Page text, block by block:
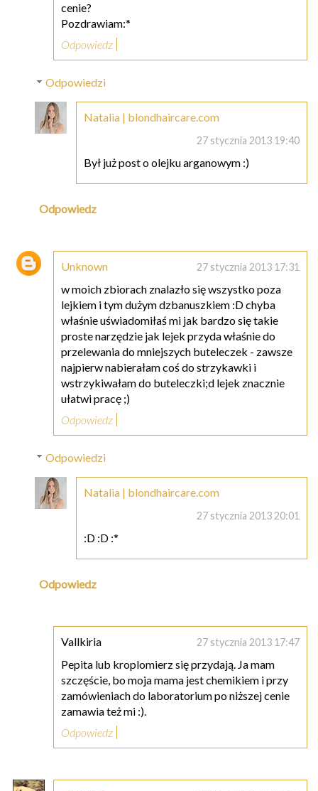
cenie?
Pozdrawiam:*
Odpowiedz
Odpowiedzi
Natalia | blondhaircare.com
27 stycznia 2013 19:40
Był już post o olejku arganowym :)
Odpowiedz
Unknown 27 stycznia 2013 17:31
w moich zbiorach znalazło się wszystko poza
lejkiem i tym dużym dzbanuszkiem :D chyba
właśnie uświadomiłaś mi jak bardzo się takie
proste narzędzie jak lejek przyda właśnie do
przelewania do mniejszych buteleczek - zawsze
najpierw nabierałam coś do strzykawki i
wstrzykiwałam do buteleczki;d lejek znacznie
ułatwi pracę ;)
Odpowiedz
Odpowiedzi
Natalia | blondhaircare.com
27 stycznia 2013 20:01
:D :D :*
Odpowiedz
Vallkiria 27 stycznia 2013 17:47
Pepita lub kroplomierz się przydają. Ja mam
szczęście, bo moja mama jest chemikiem i przy
zamówieniach do laboratorium po niższej cenie
zamawia też mi :).
Odpowiedz